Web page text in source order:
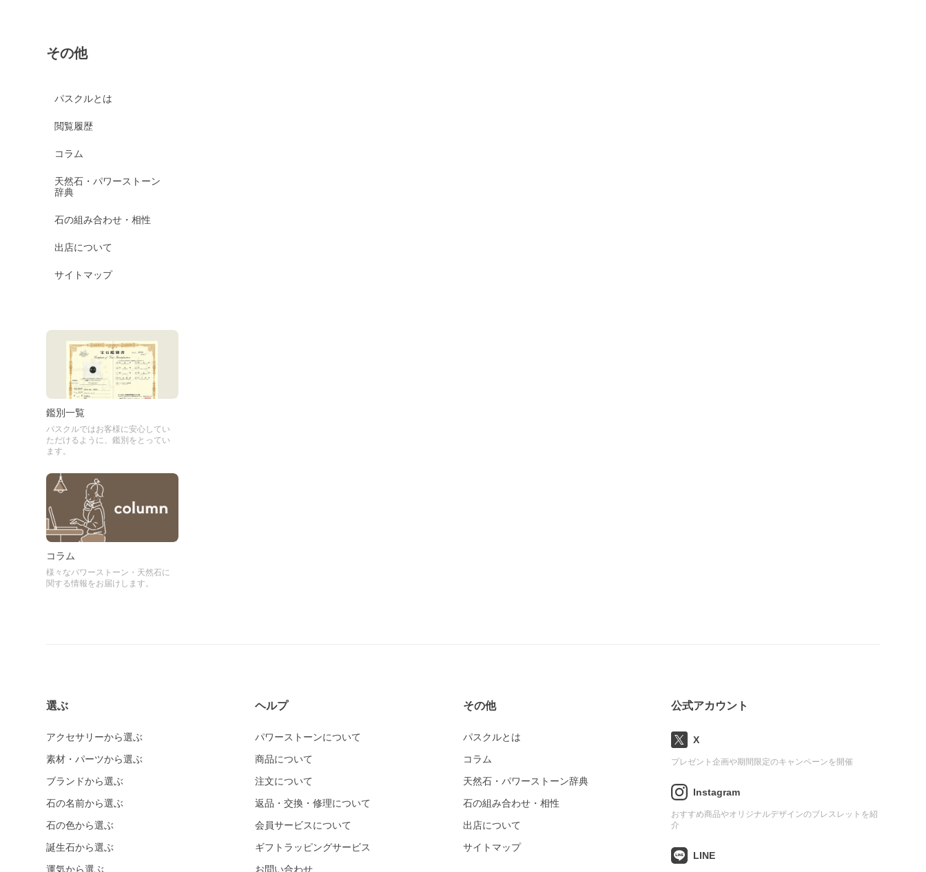
その他
パスクルとは
閲覧履歴
コラム
天然石・パワーストーン
辞典
石の組み合わせ・相性
出店について
サイトマップ
鑑別一覧
パスクルではお客様に安心してい
ただけるように、鑑別をとってい
ます。
コラム
様々なパワーストーン・天然石に
関する情報をお届けします。
選ぶ
アクセサリーから選ぶ
素材・パーツから選ぶ
ブランドから選ぶ
石の名前から選ぶ
石の色から選ぶ
誕生石から選ぶ
運気から選ぶ
ヘルプ
パワーストーンについて
商品について
注文について
返品・交換・修理について
会員サービスについて
ギフトラッピングサービス
お問い合わせ
その他
パスクルとは
コラム
天然石・パワーストーン辞典
石の組み合わせ・相性
出店について
サイトマップ
公式アカウント
X
プレゼント企画や期間限定のキャンペーンを開催
Instagram
おすすめ商品やオリジナルデザインのブレスレットを紹
介
LINE